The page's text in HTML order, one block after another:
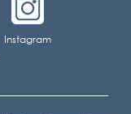
Instagram